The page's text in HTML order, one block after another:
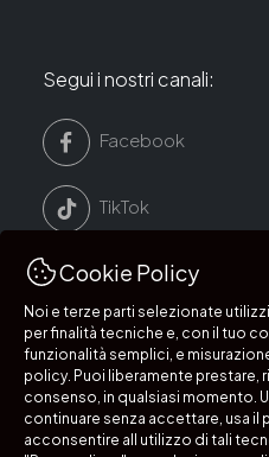
Segui i nostri canali:
Facebook
TikTok
LinkedIn
Instagram
Cookie Policy
Noi e terze parti selezionate
per finalità tecniche e, con il tuo
funzionalità semplici, e
policy. Puoi liberamente prestare,
consenso, in qualsiasi momento.
continuare senza accettare, usa il
acconsentire all utilizzo di tali